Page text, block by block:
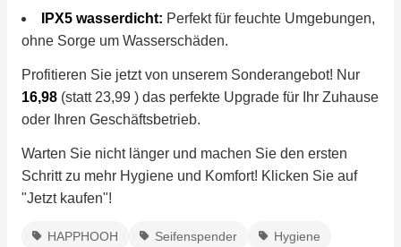
IPX5 wasserdicht: Perfekt für feuchte Umgebungen,
ohne Sorge um Wasserschäden.
Profitieren Sie jetzt von unserem Sonderangebot! Nur
16,98 (statt 23,99 ) das perfekte Upgrade für Ihr Zuhause
oder Ihren Geschäftsbetrieb.
Warten Sie nicht länger und machen Sie den ersten
Schritt zu mehr Hygiene und Komfort! Klicken Sie auf
"Jetzt kaufen"!
HAPPHOOH Seifenspender Hygiene